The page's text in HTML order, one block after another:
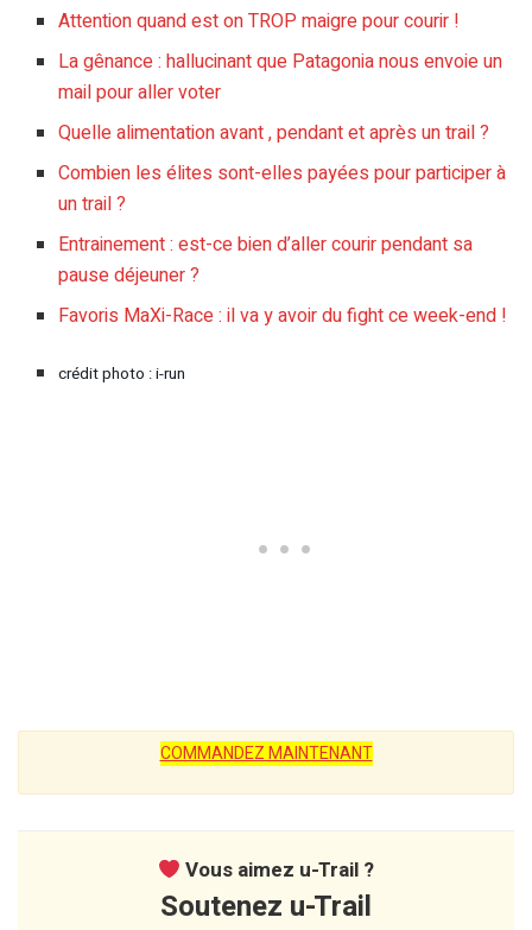
Attention quand est on TROP maigre pour courir !
La gênance : hallucinant que Patagonia nous envoie un
mail pour aller voter
Quelle alimentation avant , pendant et après un trail ?
Combien les élites sont-elles payées pour participer à
un trail ?
Entrainement : est-ce bien d’aller courir pendant sa
pause déjeuner ?
Favoris MaXi-Race : il va y avoir du fight ce week-end !
crédit photo : i-run
COMMANDEZ MAINTENANT
Vous aimez u-Trail ?
Soutenez u-Trail